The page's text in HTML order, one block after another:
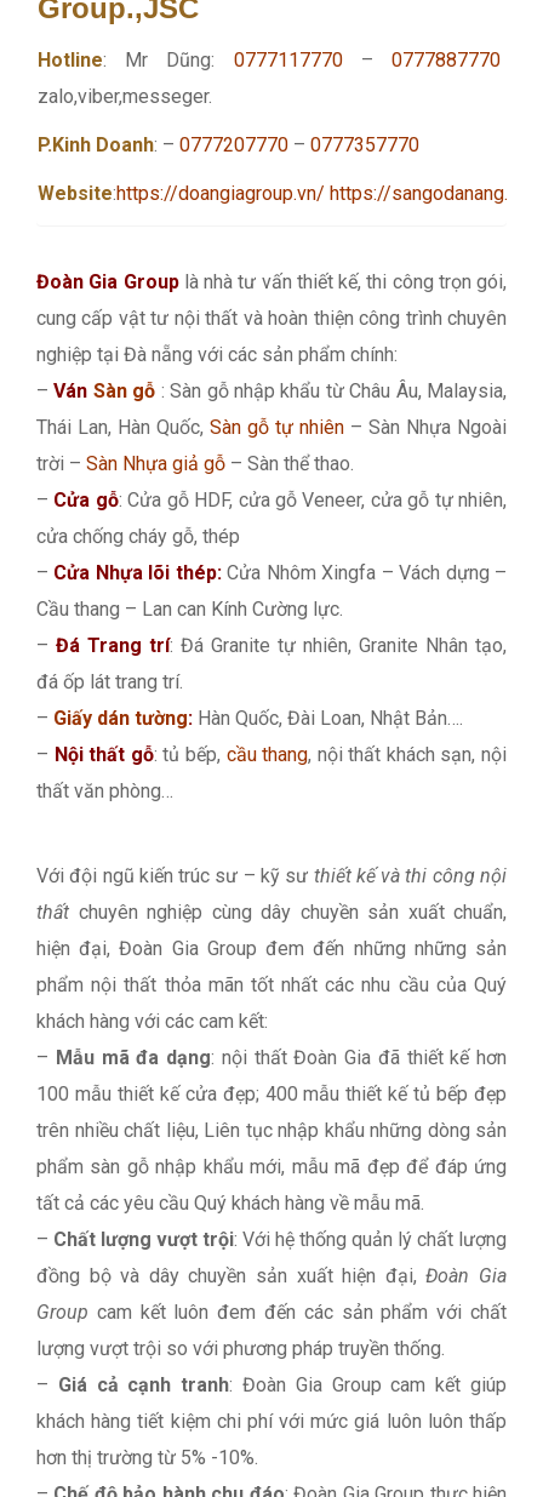
Group.,JSC
Hotline: Mr Dũng: 0777117770–0777887770
zalo,viber,messeger.
P.Kinh Doanh: – 0777207770 – 0777357770
Website:https://doangiagroup.vn/ https://
Đoàn Gia Grouplà nhà tư vấn thiết kế, thi công trọn gói,
cung cấp vật tư nội thất và hoàn thiện công trình chuyên
nghiệp tại Đà nẵng với các sản phẩm chính:
–Ván Sàn gỗ : Sàn gỗ nhập khẩu từ Châu Âu, Malaysia,
Thái Lan, Hàn Quốc, Sàn gỗ tự nhiên – Sàn Nhựa Ngoài
trời – Sàn Nhựa giả gỗ – Sàn thể thao.
– Cửa gỗ: Cửa gỗ HDF, cửa gỗ Veneer, cửa gỗ tự nhiên,
cửa chống cháy gỗ, thép
– Cửa Nhựa lõi thép:Cửa Nhôm Xingfa – Vách dựng –
Cầu thang – Lan can Kính Cường lực.
– Đá Trang trí: Đá Granite tự nhiên, Granite Nhân tạo,
đá ốp lát trang trí.
– Giấy dán tường: Hàn Quốc, Đài Loan, Nhật Bản….
– Nội thất gỗ: tủ bếp, cầu thang, nội thất khách sạn, nội
thất văn phòng…
Với đội ngũ kiến trúc sư – kỹ sư thiết kế và thi công nội
thất chuyên nghiệp cùng dây chuyền sản xuất chuẩn,
hiện đại, Đoàn Gia Group đem đến những những sản
phẩm nội thất thỏa mãn tốt nhất các nhu cầu của Quý
khách hàng với các cam kết:
– Mẫu mã đa dạng: nội thất Đoàn Gia đã thiết kế hơn
100 mẫu thiết kế cửa đẹp; 400 mẫu thiết kế tủ bếp đẹp
trên nhiều chất liệu, Liên tục nhập khẩu những dòng sản
phẩm sàn gỗ nhập khẩu mới, mẫu mã đẹp để đáp ứng
tất cả các yêu cầu Quý khách hàng về mẫu mã.
– Chất lượng vượt trội: Với hệ thống quản lý chất lượng
đồng bộ và dây chuyền sản xuất hiện đại,Đoàn Gia
Group cam kết luôn đem đến các sản phẩm với chất
lượng vượt trội so với phương pháp truyền thống.
– Giá cả cạnh tranh: Đoàn Gia Group cam kết giúp
khách hàng tiết kiệm chi phí với mức giá luôn luôn thấp
hơn thị trường từ 5% -10%.